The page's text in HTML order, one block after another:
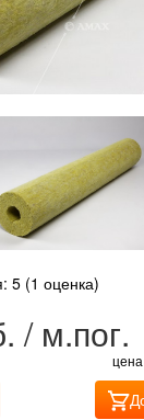
5 (1 оценка)
/ м.пог.